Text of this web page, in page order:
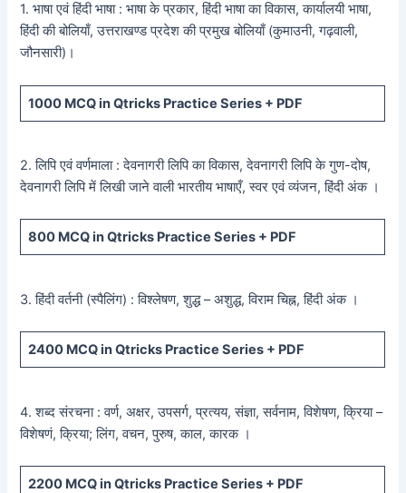
1. भाषा एवं हिंदी भाषा : भाषा के प्रकार, हिंदी भाषा का विकास, कार्यालयी भाषा,
हिंदी की बोलियाँ, उत्तराखण्ड प्रदेश की प्रमुख बोलियाँ (कुमाउनी, गढ़वाली,
जौनसारी)।
1000 MCQ in Qtricks Practice Series + PDF
2. लिपि एवं वर्णमाला : देवनागरी लिपि का विकास, देवनागरी लिपि के गुण-दोष,
देवनागरी लिपि में लिखी जाने वाली भारतीय भाषाएँ, स्वर एवं व्यंजन, हिंदी अंक ।
800 MCQ in Qtricks Practice Series + PDF
3. हिंदी वर्तनी (स्पैलिंग) : विश्लेषण, शुद्ध – अशुद्ध, विराम चिह्न, हिंदी अंक ।
2400 MCQ in Qtricks Practice Series + PDF
4. शब्द संरचना : वर्ण, अक्षर, उपसर्ग, प्रत्यय, संज्ञा, सर्वनाम, विशेषण, क्रिया –
विशेषणं, क्रिया; लिंग, वचन, पुरुष, काल, कारक ।
2200 MCQ in Qtricks Practice Series + PDF